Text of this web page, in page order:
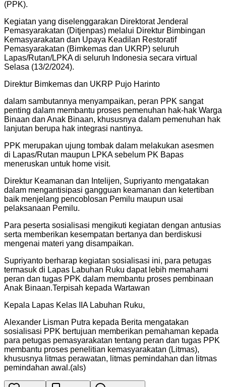
(PPK).
Kegiatan yang diselenggarakan Direktorat Jenderal
Pemasyarakatan (Ditjenpas) melalui Direktur Bimbingan
Kemasyarakatan dan Upaya Keadilan Restoratif
Pemasyarakatan (Bimkemas dan UKRP) seluruh
Lapas/Rutan/LPKA di seluruh Indonesia secara virtual
Selasa (13/2/2024).
Direktur Bimkemas dan UKRP Pujo Harinto
dalam sambutannya menyampaikan, peran PPK sangat
penting dalam membantu proses pemenuhan hak-hak Warga
Binaan dan Anak Binaan, khususnya dalam pemenuhan hak
lanjutan berupa hak integrasi nantinya.
PPK merupakan ujung tombak dalam melakukan asesmen
di Lapas/Rutan maupun LPKA sebelum PK Bapas
meneruskan untuk home visit.
Direktur Keamanan dan Intelijen, Supriyanto mengatakan
dalam mengantisipasi gangguan keamanan dan ketertiban
baik menjelang pencoblosan Pemilu maupun usai
pelaksanaan Pemilu.
Para peserta sosialisasi mengikuti kegiatan dengan antusias
serta memberikan kesempatan bertanya dan berdiskusi
mengenai materi yang disampaikan.
Supriyanto berharap kegiatan sosialisasi ini, para petugas
termasuk di Lapas Labuhan Ruku dapat lebih memahami
peran dan tugas PPK dalam membantu proses pembinaan
Anak Binaan.Terpisah kepada Wartawan
Kepala Lapas Kelas IIA Labuhan Ruku,
Alexander Lisman Putra kepada Berita mengatakan
sosialisasi PPK bertujuan memberikan pemahaman kepada
para petugas pemasyarakatan tentang peran dan tugas PPK
membantu proses penelitian kemasyarakatan (Litmas),
khususnya litmas perawatan, litmas pemindahan dan litmas
pemindahan awal.(als)